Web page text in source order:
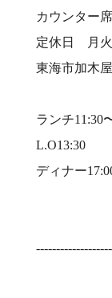
カウンター
定休日 月
東海市加木
ランチ11:30
L.O13:30⠀
ディナー